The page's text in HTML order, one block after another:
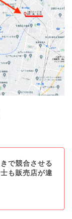
で競合させる
も販売店が違